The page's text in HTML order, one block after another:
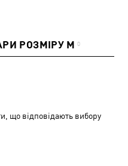
РОЗМІРУ M 0
що відповідають вибору